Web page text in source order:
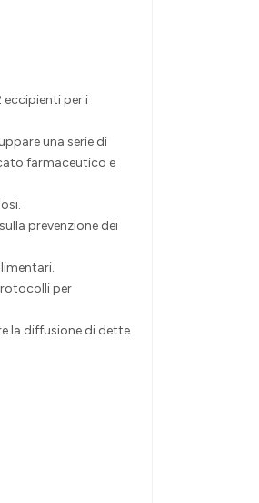
eccipienti per i
una serie di
farmaceutico e
prevenzione dei
per
la diffusione di dette